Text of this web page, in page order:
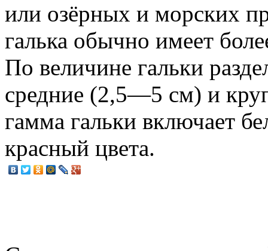
или озёрных и морских
галька обычно имеет
По величине гальки
средние (2,5—5 см) и
гамма гальки включает
красный цвета.